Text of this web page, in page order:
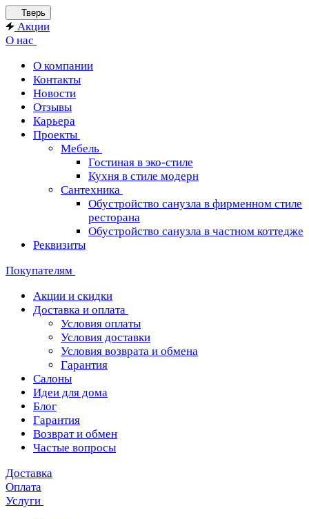
Тверь
Акции
О нас
О компании
Контакты
Новости
Отзывы
Карьера
Проекты
Мебель
Гостиная в эко-стиле
Кухня в стиле модерн
Сантехника
Обустройство санузла в фирменном стиле
ресторана
Обустройство санузла в частном коттедже
Реквизиты
Покупателям
Акции и скидки
Доставка и оплата
Условия оплаты
Условия доставки
Условия возврата и обмена
Гарантия
Салоны
Идеи для дома
Блог
Гарантия
Возврат и обмен
Частые вопросы
Доставка
Оплата
Услуги